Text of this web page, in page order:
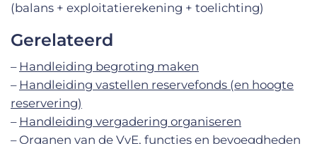
(balans + exploitatierekening + toelichting)
Gerelateerd
– Handleiding begroting maken
– Handleiding vastellen reservefonds (en hoogte
reservering)
– Handleiding vergadering organiseren
– Organen van de VvE, functies en bevoegdheden